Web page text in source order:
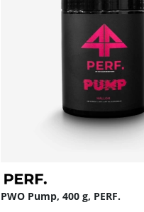
PWO Pump, 400 g, PERF.